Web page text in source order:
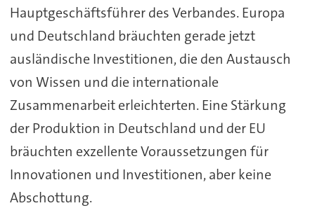
Hauptgeschäftsführer des Verbandes. Europa
und Deutschland bräuchten gerade jetzt
ausländische Investitionen, die den Austausch
von Wissen und die internationale
Zusammenarbeit erleichterten. Eine Stärkung
der Produktion in Deutschland und der EU
bräuchten exzellente Voraussetzungen für
Innovationen und Investitionen, aber keine
Abschottung.